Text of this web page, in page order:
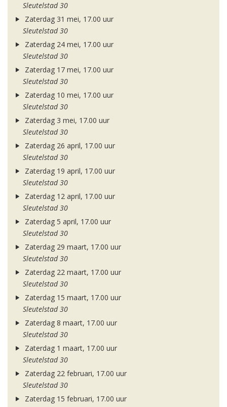
Sleutelstad 30
Zaterdag 31 mei, 17.00 uur
Sleutelstad 30
Zaterdag 24 mei, 17.00 uur
Sleutelstad 30
Zaterdag 17 mei, 17.00 uur
Sleutelstad 30
Zaterdag 10 mei, 17.00 uur
Sleutelstad 30
Zaterdag 3 mei, 17.00 uur
Sleutelstad 30
Zaterdag 26 april, 17.00 uur
Sleutelstad 30
Zaterdag 19 april, 17.00 uur
Sleutelstad 30
Zaterdag 12 april, 17.00 uur
Sleutelstad 30
Zaterdag 5 april, 17.00 uur
Sleutelstad 30
Zaterdag 29 maart, 17.00 uur
Sleutelstad 30
Zaterdag 22 maart, 17.00 uur
Sleutelstad 30
Zaterdag 15 maart, 17.00 uur
Sleutelstad 30
Zaterdag 8 maart, 17.00 uur
Sleutelstad 30
Zaterdag 1 maart, 17.00 uur
Sleutelstad 30
Zaterdag 22 februari, 17.00 uur
Sleutelstad 30
Zaterdag 15 februari, 17.00 uur